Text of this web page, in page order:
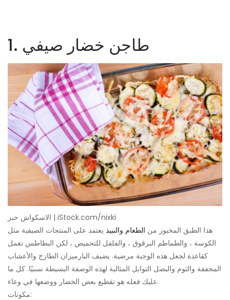
1. طاجن خضار صيفي
الاسكواش خبز | iStock.com/nixki
هذا الطبق المخبوز من الطعام والنبيذ يعتمد على المنتجات الصيفية مثل
الكوسة ، والطماطم البرقوق ، والفلفل للتحميص ، لكن البطاطس تعمل
كقاعدة لجعل هذه الوجبة مرضية. يضيف البارميزان الطازج والأعشاب
المجففة والثوم والبصل التوابل المثالية لهذه الوصفة البسيطة نسبيًا. كل ما
عليك فعله هو تقطيع بعض الخضار ووضعها في وعاء.
مكونات: